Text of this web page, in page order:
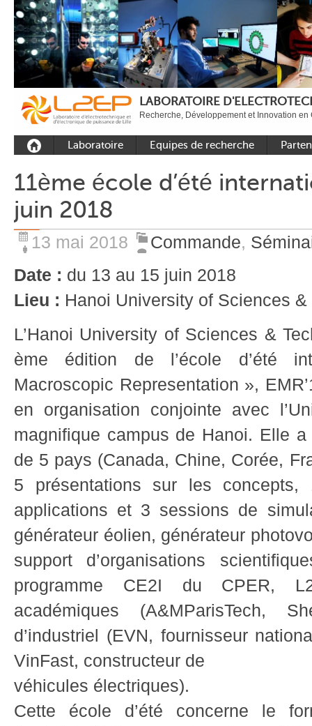
LABORATOIRE
Recherche, Développement et Innovation en
Laboratoire
Outils et moyens
expérimentaux
Rayonnement
Carbon Care
Equipes de recherche
Equipe Electronique de
Méthodes Numériques
11ème école d’été
juin 2018
13 mai 2018 Commande,
Date : du 13 au 15 juin 2018
Lieu : Hanoi University of Sciences &
L’Hanoi University of Sciences &
ème édition de l’école d’été
Macroscopic Representation »,
en organisation conjointe avec
magnifique campus de Hanoi. Elle
de 5 pays (Canada, Chine, Corée,
5 présentations sur les concepts,
applications et 3 sessions de
générateur éolien, générateur
support d’organisations
programme CE2I du CPER,
académiques (A&MParisTech,
d’industriel (EVN, fournisseur
VinFast, constructeur de
véhicules électriques).
Cette école d’été concerne le